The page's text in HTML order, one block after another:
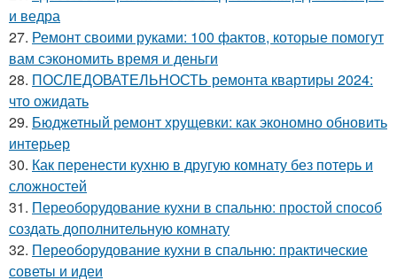
и ведра
27. Ремонт своими руками: 100 фактов, которые помогут
вам сэкономить время и деньги
28. ПОСЛЕДОВАТЕЛЬНОСТЬ ремонта квартиры 2024:
что ожидать
29. Бюджетный ремонт хрущевки: как экономно обновить
интерьер
30. Как перенести кухню в другую комнату без потерь и
сложностей
31. Переоборудование кухни в спальню: простой способ
создать дополнительную комнату
32. Переоборудование кухни в спальню: практические
советы и идеи